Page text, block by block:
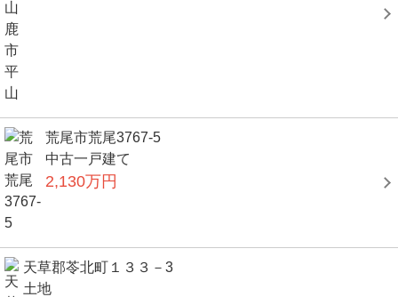
荒尾市荒尾3767-5
中古一戸建て
2,130万円
天草郡苓北町１３３－3
土地